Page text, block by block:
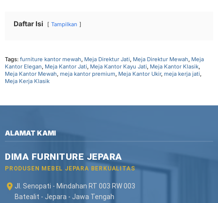
Daftar Isi Tampilkan
Tags: furniture kantor mewah, Meja Direktur Jati, Meja Direktur Mewah, Meja
Kantor Elegan, Meja Kantor Jati, Meja Kantor Kayu Jati, Meja Kantor Klasik,
Meja Kantor Mewah, meja kantor premium, Meja Kantor Ukir, meja kerja jati,
Meja Kerja Klasik
ALAMAT KAMI
DIMA FURNITURE JEPARA
PRODUSEN MEBEL JEPARA BERKUALITAS
Jl. Senopati - Mindahan RT 003 RW 003
Batealit - Jepara - Jawa Tengah